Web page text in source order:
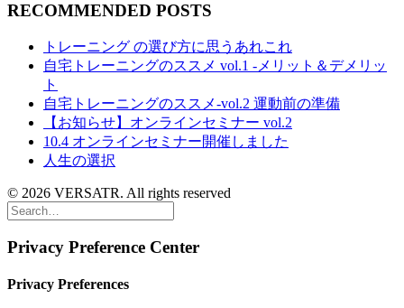
RECOMMENDED POSTS
トレーニング の選び方に思うあれこれ
自宅トレーニングのススメ vol.1 -メリット＆デメリッ
ト
自宅トレーニングのススメ-vol.2 運動前の準備
【お知らせ】オンラインセミナー vol.2
10.4 オンラインセミナー開催しました
人生の選択
© 2026 VERSATR. All rights reserved
Privacy Preference Center
Privacy Preferences